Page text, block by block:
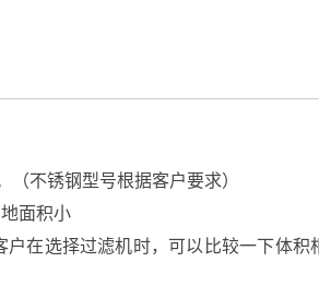
不锈钢型号根据客户要求）
面积小
在选择过滤机时，可以比较一下体积